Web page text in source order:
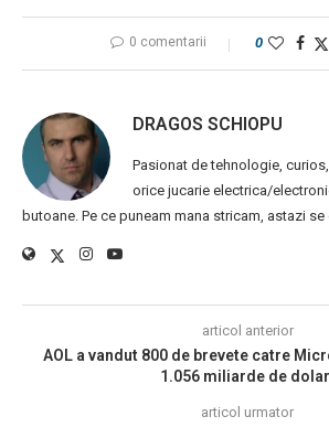
0 comentarii 0
DRAGOS SCHIOPU
Pasionat de tehnologie,
orice jucarie electrica/
butoane. Pe ce puneam mana stricam, astazi
articol anterior
AOL a vandut 800 de brevete catre
1.056 miliarde de
articol urmator